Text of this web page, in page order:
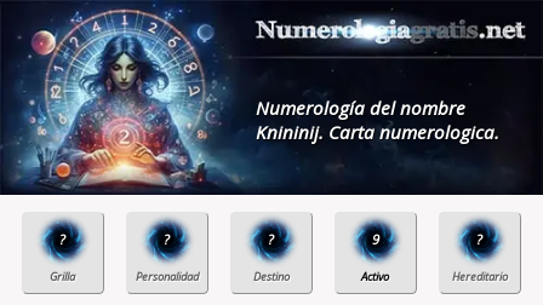
Numerología del nombre
Knininij. Carta numerologica.
? ? ? 9 ?